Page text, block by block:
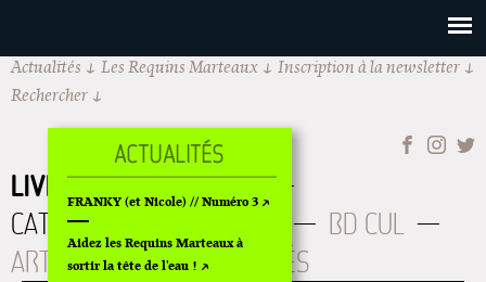
Actualités Les Requins Marteaux
Inscription à la newsletter
Rechercher
LIVRES
À PARAITRE
CATALOGUE
BD CUL
ART
OLDIES ÉPUISÉS
FRANKY (et Nicole) // Numéro 3
Aidez les Requins Marteaux à
sortir la tête de l'eau !